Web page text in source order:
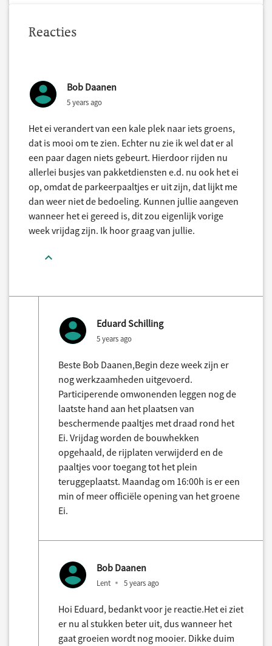
Reacties
Bob Daanen
5 years ago
Het ei verandert van een kale plek naar iets groens,
dat is mooi om te zien. Echter nu zie ik wel dat er al
een paar dagen niets gebeurt. Hierdoor rijden nu
allerlei busjes van pakketdiensten e.d. nu ook het ei
op, omdat de parkeerpaaltjes er uit zijn, dat lijkt me
dan weer niet de bedoeling. Kunnen jullie aangeven
wanneer het ei gereed is, dit zou eigenlijk vorige
week vrijdag zijn. Ik hoor graag van jullie.
Eduard Schilling
5 years ago
Beste Bob Daanen,Begin deze week zijn er
nog werkzaamheden uitgevoerd.
Participerende omwonenden leggen nog de
laatste hand aan het plaatsen van
beschermende paaltjes met draad rond het
Ei. Vrijdag worden de bouwhekken
opgehaald, de rijplaten verwijderd en de
paaltjes voor toegang tot het plein
teruggeplaatst. Maandag om 16:00h is er een
min of meer officiële opening van het groene
Ei.
Bob Daanen
Lent 5 years ago
Hoi Eduard, bedankt voor je reactie.Het ei ziet
er nu al stukken beter uit, dus wanneer het
gaat groeien wordt nog mooier. Dikke duim